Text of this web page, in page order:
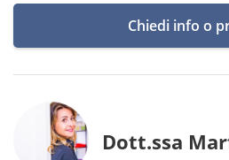
Chiedi info o
Dott.ssa